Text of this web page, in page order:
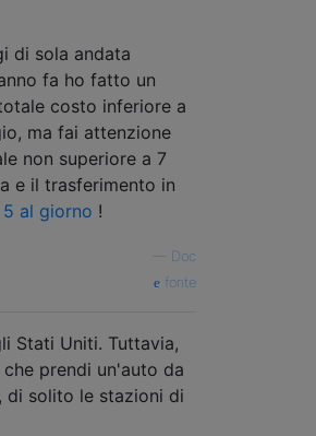
di sola andata
fa ho fatto un
costo inferiore a
ma fai attenzione
non superiore a 7
e il trasferimento in
5 al giorno !
Doc
fonte
Stati Uniti. Tuttavia,
prendi un'auto da
di solito le stazioni di